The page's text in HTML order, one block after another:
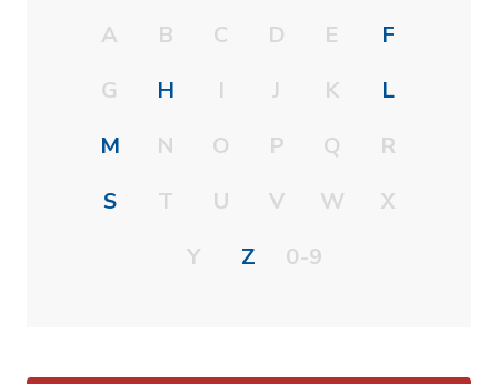
A B C D E
F
G
H I J K
L
M
N O P Q
R
S
T U V W
X
Y
Z 0-9